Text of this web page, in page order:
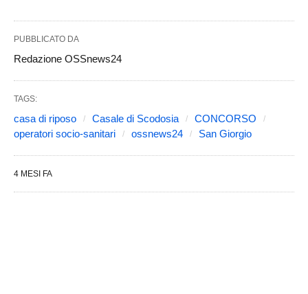
PUBBLICATO DA
Redazione OSSnews24
TAGS:
casa di riposo Casale di Scodosia
CONCORSO
operatori socio-sanitari
ossnews24 San Giorgio
4 MESI FA